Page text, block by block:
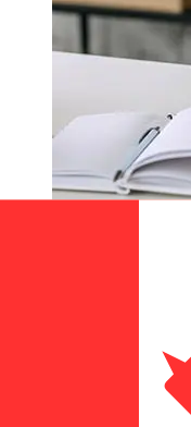
CAD轉帳速度
從香港到Bank of
時間取決於付款方式
至 5 個工作天。銀行